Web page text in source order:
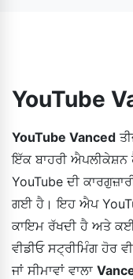
YouTube
YouTube Vanced
ਇੱਕ ਬਾਹਰੀ ਐਪਲੀਕੇਸ਼ਨ
YouTube ਦੀ
ਗਈ ਹੈ। ਇਹ ਐਪ
ਕਾਇਮ ਰੱਖਦੀ ਹੈ ਅਤੇ ਕਈ
ਵੀਡੀਓ ਸਟ੍ਰੀਮਿੰਗ ਹੋਰ
ਜਾਂ ਸੀਮਾਵਾਂ ਵਾਲਾ